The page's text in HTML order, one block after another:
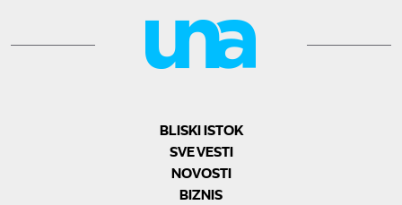
BLISKI ISTOK
SVE VESTI
NOVOSTI
BIZNIS